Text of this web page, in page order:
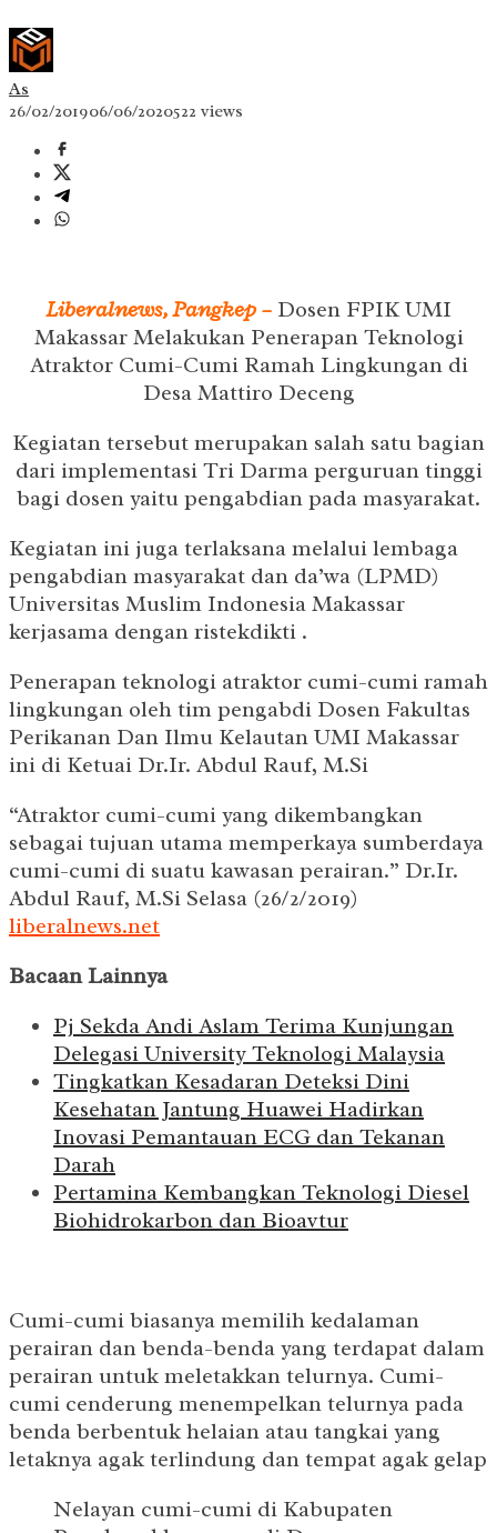
As
26/02/201906/06/2020522 views
Liberalnews, Pangkep –Dosen FPIK UMI
Makassar Melakukan Penerapan Teknologi
Atraktor Cumi-Cumi Ramah Lingkungan di
Desa Mattiro Deceng
Kegiatan tersebut merupakan salah satu bagian
dari implementasi Tri Darma perguruan tinggi
bagi dosen yaitu pengabdian pada masyarakat.
Kegiatan ini juga terlaksana melalui lembaga
pengabdian masyarakat dan da’wa (LPMD)
Universitas Muslim Indonesia Makassar
kerjasama dengan ristekdikti .
Penerapan teknologi atraktor cumi-cumi ramah
lingkungan oleh tim pengabdi Dosen Fakultas
Perikanan Dan Ilmu Kelautan UMI Makassar
ini di Ketuai Dr.Ir. Abdul Rauf, M.Si
“Atraktor cumi-cumi yang dikembangkan
sebagai tujuan utama memperkaya sumberdaya
cumi-cumi di suatu kawasan perairan.” Dr.Ir.
Abdul Rauf, M.Si Selasa (26/2/2019)
liberalnews.net
Bacaan Lainnya
Pj Sekda Andi Aslam Terima Kunjungan
Delegasi University Teknologi Malaysia
Tingkatkan Kesadaran Deteksi Dini
Kesehatan Jantung Huawei Hadirkan
Inovasi Pemantauan ECG dan Tekanan
Darah
Pertamina Kembangkan Teknologi Diesel
Biohidrokarbon dan Bioavtur
Cumi-cumi biasanya memilih kedalaman
perairan dan benda-benda yang terdapat dalam
perairan untuk meletakkan telurnya. Cumi-
cumi cenderung menempelkan telurnya pada
benda berbentuk helaian atau tangkai yang
letaknya agak terlindung dan tempat agak gelap
Nelayan cumi-cumi di Kabupaten